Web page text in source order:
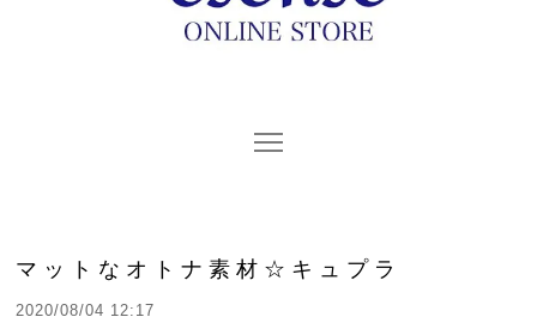
マットなオトナ素材☆キュプラ
2020/08/04 12:17